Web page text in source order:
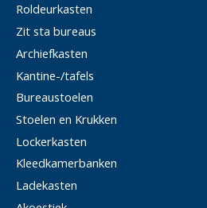
Roldeurkasten
Zit sta bureaus
Archiefkasten
Kantine-/tafels
Bureaustoelen
Stoelen en Krukken
Lockerkasten
Kleedkamerbanken
Ladekasten